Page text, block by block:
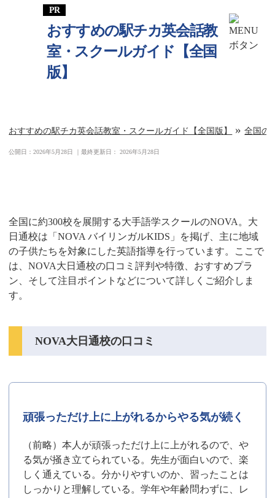
おすすめの駅チカ英会話教
室・スクールガイド【全国
版】
おすすめの駅チカ英会話教室・スクールガイド【全国版】 »全国の
公開日：2026年5月28日 ｜最終更新日：2026年5月28日
全国に約300校を展開する大手語学スクールのNOVA。大
日通校は「NOVA バイリンガルKIDS」を掲げ、主に地域
の子供たちを対象にした英語指導を行っています。ここで
は、NOVA大日通校の口コミ評判や特徴、おすすめプラ
ン、そして注目ポイントなどについて詳しくご紹介しま
す。
NOVA大日通校の口コミ
頑張っただけ上に上がれるからやる気が続く
（前略）本人が頑張っただけ上に上がれるので、や
る気が掻き立てられている。先生が面白いので、楽
しく通えている。分かりやすいのか、習ったことは
しっかりと理解している。学年や年齢問わずに、レ